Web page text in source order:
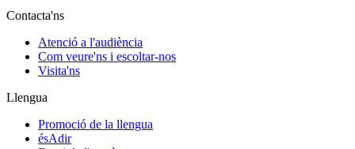
Contacta'ns
Atenció a l'audiència
Com veure'ns i escoltar-nos
Visita'ns
Llengua
Promoció de la llengua
ésAdir